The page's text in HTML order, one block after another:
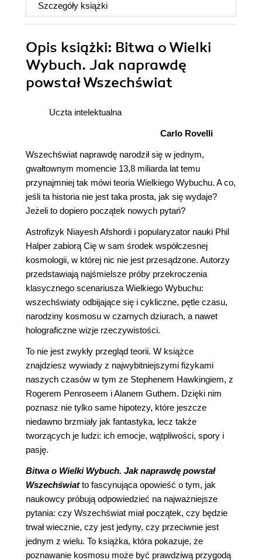
Szczegóły książki
Opis książki: Bitwa o Wielki
Wybuch. Jak naprawdę
powstał Wszechświat
Uczta intelektualna
Carlo Rovelli
Wszechświat naprawdę narodził się w jednym,
gwałtownym momencie 13,8 miliarda lat temu
przynajmniej tak mówi teoria Wielkiego Wybuchu. A co,
jeśli ta historia nie jest taka prosta, jak się wydaje?
Jeżeli to dopiero początek nowych pytań?
Astrofizyk Niayesh Afshordi i popularyzator nauki Phil
Halper zabiorą Cię w sam środek współczesnej
kosmologii, w której nic nie jest przesądzone. Autorzy
przedstawiają najśmielsze próby przekroczenia
klasycznego scenariusza Wielkiego Wybuchu:
wszechświaty odbijające się i cykliczne, pętle czasu,
narodziny kosmosu w czarnych dziurach, a nawet
holograficzne wizje rzeczywistości.
To nie jest zwykły przegląd teorii. W książce
znajdziesz wywiady z najwybitniejszymi fizykami
naszych czasów w tym ze Stephenem Hawkingiem, z
Rogerem Penroseem i Alanem Guthem. Dzięki nim
poznasz nie tylko same hipotezy, które jeszcze
niedawno brzmiały jak fantastyka, lecz także
tworzących je ludzi: ich emocje, wątpliwości, spory i
pasję.
Bitwa o Wielki Wybuch. Jak naprawdę powstał
Wszechświatto fascynująca opowieść o tym, jak
naukowcy próbują odpowiedzieć na najważniejsze
pytania: czy Wszechświat miał początek, czy będzie
trwał wiecznie, czy jest jedyny, czy przeciwnie jest
jednym z wielu. To książka, która pokazuje, że
poznawanie kosmosu może być prawdziwą przygodą